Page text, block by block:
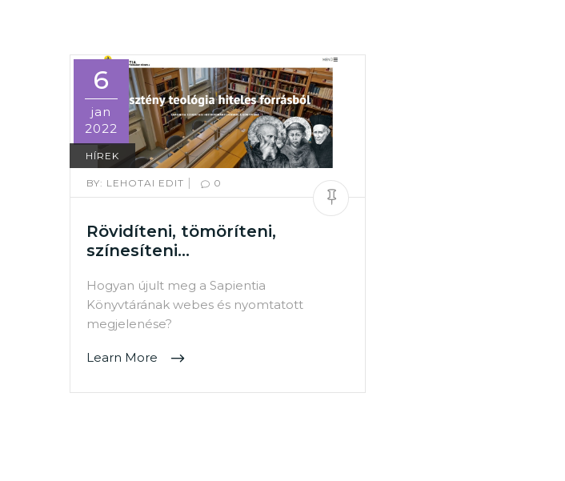
6
jan
2022
HÍREK
BY: LEHOTAI EDIT | 0
Rövidíteni, tömöríteni,
színesíteni…
Hogyan újult meg a Sapientia
Könyvtárának webes és nyomtatott
megjelenése?
Learn More